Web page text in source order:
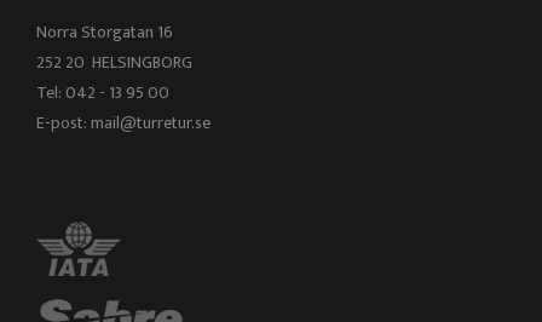
Norra Storgatan 16
252 20 HELSINGBORG
Tel: 042 - 13 95 00
E-post:mail@turretur.se